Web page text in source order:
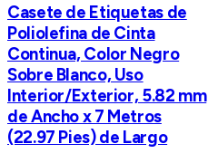
Casete de Etiquetas de
Poliolefina de Cinta
Continua, Color Negro
Sobre Blanco, Uso
Interior/Exterior, 5.82 mm
de Ancho x 7 Metros
(22.97 Pies) de Largo